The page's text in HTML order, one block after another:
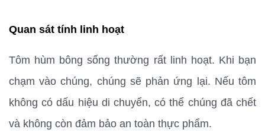
Quan sát tính linh hoạt
Tôm hùm bông sống thường rất linh hoạt. Khi bạn
chạm vào chúng, chúng sẽ phản ứng lại. Nếu tôm
không có dấu hiệu di chuyển, có thể chúng đã chết
và không còn đảm bảo an toàn thực phẩm.